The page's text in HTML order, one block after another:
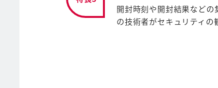
開封時刻や開封結果など
の技術者がセキュリティの